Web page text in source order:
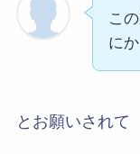
こ
に
とお願いされて